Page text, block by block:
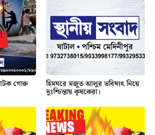
গোরু হিমঘরে মজুত আলুর ভবিষ্যৎ নিয়ে
দুঃশ্চিন্তায় কৃষকেরা।